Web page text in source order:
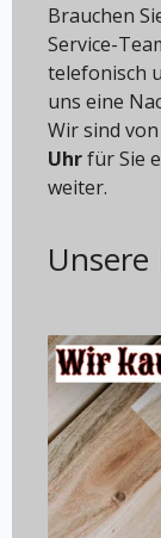
Brauchen
Service-
telefonisch
uns eine
Wir sind von
Uhrfür Sie
weiter.
Unsere